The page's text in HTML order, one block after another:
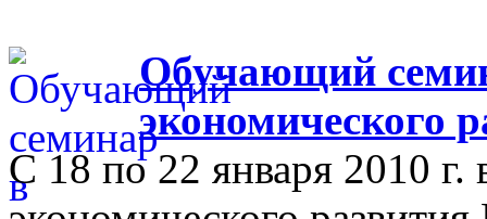
Обучающий
экономического
С 18 по 22 января 2010 г.